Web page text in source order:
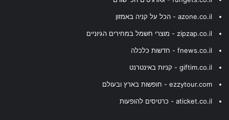
azone.co.il - הכל על קניה באמזון
zipzap.co.il - מוצרי חשמל במחירים הגיוניים
fnews.co.il - חדשות כלכלה
giftim.co.il - קניות באינטרנט
ezzytour.com - חופשות בארץ ובעולם
aticket.co.il - כרטיסים להופעות